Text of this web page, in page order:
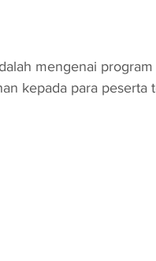
mengenai program
kepada para